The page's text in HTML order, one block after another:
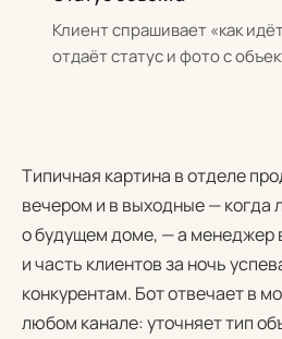
Клиент спрашивает «как
отдаёт статус и фото с
Типичная картина в отделе
вечером и в выходные — когда
о будущем доме, — а менеджер
и часть клиентов за ночь
конкурентам. Бот отвечает в
любом канале: уточняет тип